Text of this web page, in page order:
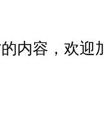
内容，欢迎